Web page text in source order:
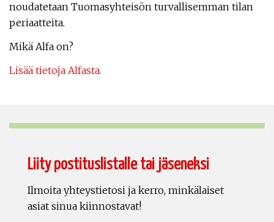
noudatetaan Tuomasyhteisön turvallisemman tilan
periaatteita.
Mikä Alfa on?
Lisää tietoja Alfasta.
Liity postituslistalle tai jäseneksi
Ilmoita yhteystietosi ja kerro, minkälaiset
asiat sinua kiinnostavat!